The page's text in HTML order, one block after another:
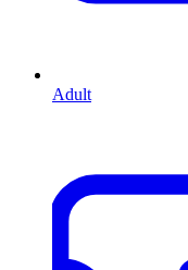
Adult